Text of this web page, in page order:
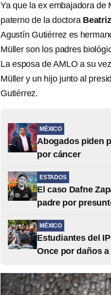
Ya que la ex embajadora de
paterno de la doctora
Agustín Gutiérrez es
Müller son los padres
La esposa de AMLO a su
Müller y un hijo junto al
Gutiérrez.
MÉXICO
Abogados piden
por cáncer
ESTADOS
El caso Dafne
padre por
MÉXICO
Estudiantes del
Once por daños